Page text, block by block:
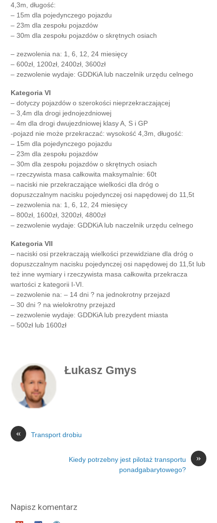
4,3m, długość:
– 15m dla pojedynczego pojazdu
– 23m dla zespołu pojazdów
– 30m dla zespołu pojazdów o skrętnych osiach
– zezwolenia na: 1, 6, 12, 24 miesięcy
– 600zł, 1200zł, 2400zł, 3600zł
– zezwolenie wydaje: GDDKiA lub naczelnik urzędu celnego
Kategoria VI
– dotyczy pojazdów o szerokości nieprzekraczającej
– 3,4m dla drogi jednojezdniowej
– 4m dla drogi dwujezdniowej klasy A, S i GP
-pojazd nie może przekraczać: wysokość 4,3m, długość:
– 15m dla pojedynczego pojazdu
– 23m dla zespołu pojazdów
– 30m dla zespołu pojazdów o skrętnych osiach
– rzeczywista masa całkowita maksymalnie: 60t
– naciski nie przekraczające wielkości dla dróg o
dopuszczalnym nacisku pojedynczej osi napędowej do 11,5t
– zezwolenia na: 1, 6, 12, 24 miesięcy
– 800zł, 1600zł, 3200zł, 4800zł
– zezwolenie wydaje: GDDKiA lub naczelnik urzędu celnego
Kategoria VII
– naciski osi przekraczają wielkości przewidziane dla dróg o
dopuszczalnym nacisku pojedynczej osi napędowej do 11,5t lub
też inne wymiary i rzeczywista masa całkowita przekracza
wartości z kategorii I-VI.
– zezwolenie na: – 14 dni ? na jednokrotny przejazd
– 30 dni ? na wielokrotny przejazd
– zezwolenie wydaje: GDDKiA lub prezydent miasta
– 500zł lub 1600zł
Łukasz Gmys
« Transport drobiu
»
Kiedy potrzebny jest pilotaż transportu
ponadgabarytowego?
Napisz komentarz